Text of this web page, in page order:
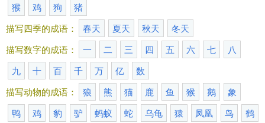
猴
鸡 狗
猪
描写四季的成语：
春天 夏天 秋天
冬天
描写数字的成语：
一 二 三 四 五 六 七
八
九
十 百 千 万 亿
数
描写动物的成语：
狼 熊 猫 鹿 鱼 猴 鹅
象
鸭
鸡 豹 驴 蚂蚁 蛇 乌龟 猿 凤凰 鸟
鹤